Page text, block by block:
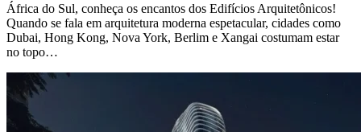
África do Sul, conheça os encantos dos Edifícios Arquitetônicos!
Quando se fala em arquitetura moderna espetacular, cidades como
Dubai, Hong Kong, Nova York, Berlim e Xangai costumam estar
no topo…